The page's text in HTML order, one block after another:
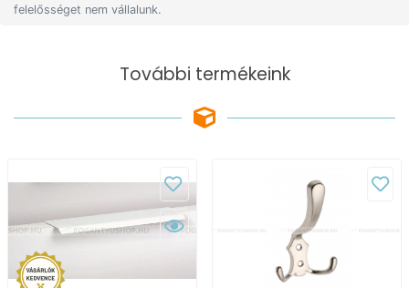
felelősséget nem vállalunk.
További termékeink